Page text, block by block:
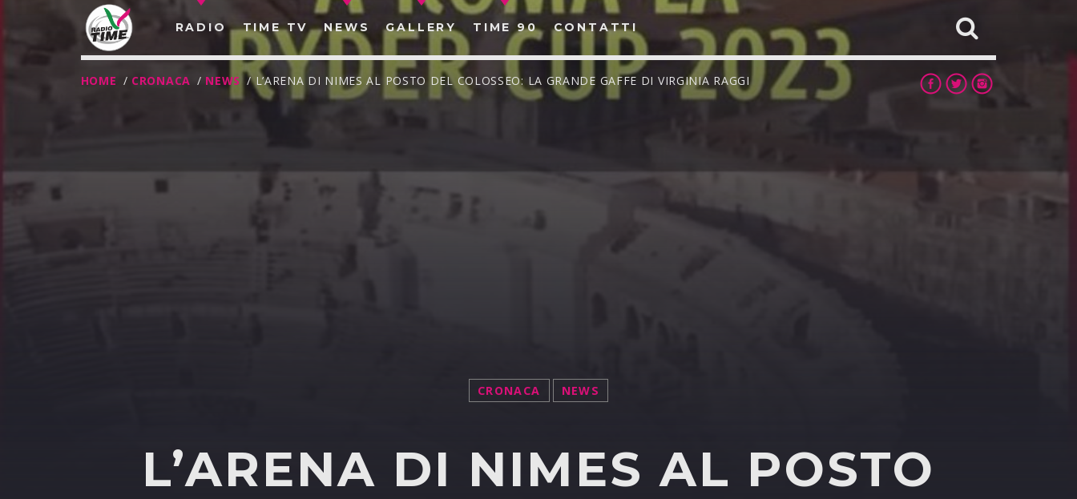
RADIO TIME TV NEWS GALLERY TIME 90 CONTATTI
CERCA NEL SITO WEB:
HOME / CRONACA / NEWS / L’ARENA DI NIMES AL POSTO DEL COLOSSEO: LA GRANDE GAFFE DI VIRGINIA RAGGI
CRONACA NEWS
L’ARENA DI NIMES AL POSTO